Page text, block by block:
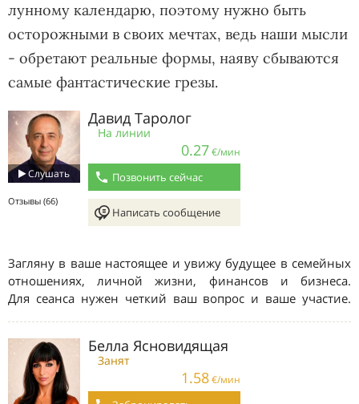
лунному календарю, поэтому нужно быть
осторожными в своих мечтах, ведь наши мысли
- обретают реальные формы, наяву сбываются
самые фантастические грезы.